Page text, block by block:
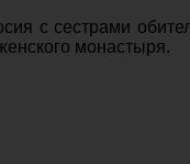
с сестрами
монастыря.